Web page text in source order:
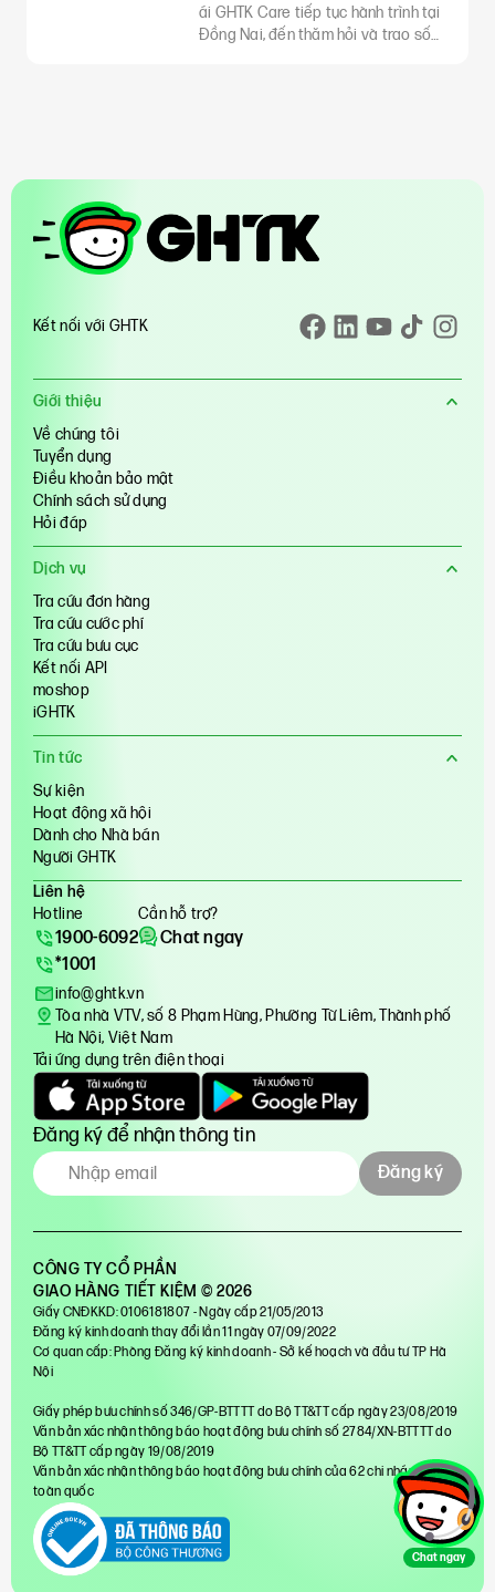
ái GHTK Care tiếp tục hành trình tại
Đồng Nai, đến thăm hỏi và trao số
Chat ngay
Kết nối với GHTK
Giới thiệu
Về chúng tôi
Tuyển dụng
Điều khoản bảo mật
Chính sách sử dụng
Hỏi đáp
Dịch vụ
Tra cứu đơn hàng
Tra cứu cước phí
Tra cứu bưu cục
Kết nối API
moshop
iGHTK
Tin tức
Sự kiện
Hoạt động xã hội
Dành cho Nhà bán
Người GHTK
Liên hệ
Hotline
1900-6092
*1001
Cần hỗ trợ?
Chat ngay
info@ghtk.vn
Tòa nhà VTV, số 8 Phạm Hùng, Phường Từ Liêm, Thành phố
Hà Nội, Việt Nam
Tải ứng dụng trên điện thoại
Đăng ký để nhận thông tin
Đăng ký
CÔNG TY CỔ PHẦN
GIAO HÀNG TIẾT KIỆM © 2026
Giấy CNĐKKD: 0106181807 - Ngày cấp 21/05/2013
Đăng ký kinh doanh thay đổi lần 11 ngày 07/09/2022
Cơ quan cấp: Phòng Đăng ký kinh doanh - Sở kế hoạch và đầu tư TP Hà
Nội
Giấy phép bưu chính số 346/GP-BTTTT do Bộ TT&TT cấp ngày 23/08/2019
Văn bản xác nhận thông báo hoạt động bưu chính số 2784/XN-BTTTT do
Bộ TT&TT cấp ngày 19/08/2019
Văn bản xác nhận thông báo hoạt động bưu chính của 62 chi nhánh trên
toàn quốc